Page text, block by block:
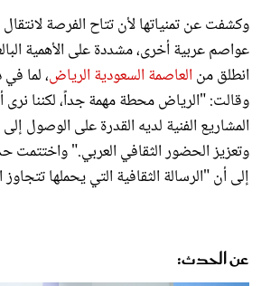
وكشفت عن تمنياتها لأن تتاح الفرصة
عواصم عربية أخرى، مشددة على الأهمية
انطلق من العاصمة السعودية الرياض، لما
وقالت: "الرياض محطة مهمة جداً، لكننا نرى
المشاريع الفنية لديه القدرة على الوصول
وتعزيز الحضور الثقافي العربي." واختتمت
إلى أن "الرسالة الثقافية التي يحملها
عن الحدث: